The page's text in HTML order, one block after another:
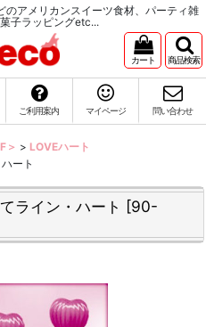
のアメリカンスイーツ食材、パーティ雑
子ラッピングetc...
カート 商品検索
ご利用案内 マイページ 問い合わせ
＞ > LOVEハート
ート
ライン・ハート [90-